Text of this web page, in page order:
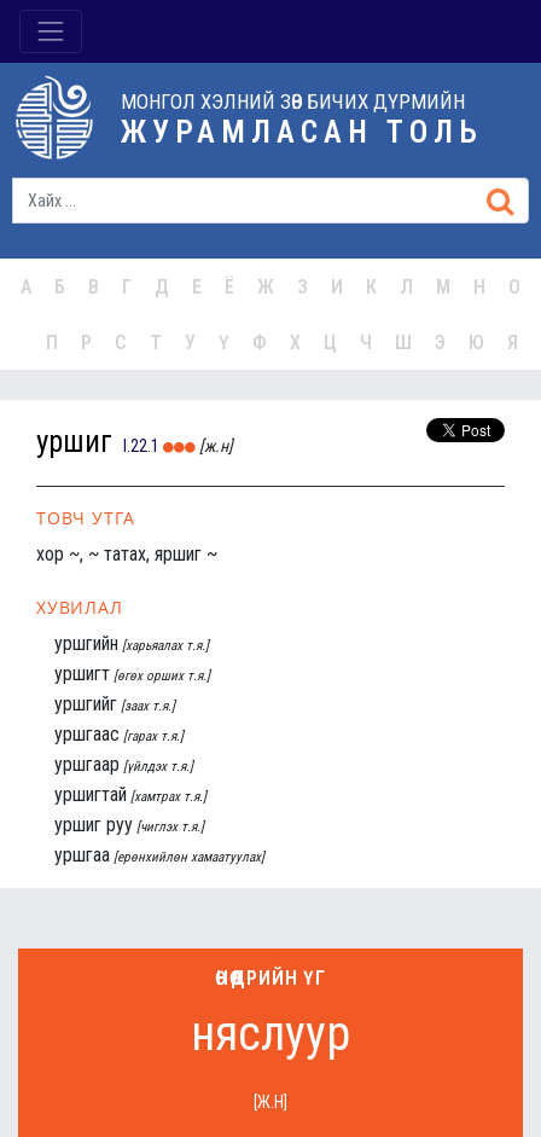
МОНГОЛ ХЭЛНИЙ ЗӨВ БИЧИХ ДҮРМИЙН
ЖУРАМЛАСАН ТОЛЬ
А Б В Г Д Е Ё Ж З И К Л М Н О
П Р С Т У Ү Ф Х Ц Ч Ш Э Ю Я
уршиг I.22.1 [ж.н]
ТОВЧ УТГА
хор ~, ~ татах, яршиг ~
ХУВИЛАЛ
уршгийн [харьяалах т.я.]
уршигт [өгөх орших т.я.]
уршгийг [заах т.я.]
уршгаас [гарах т.я.]
уршгаар [үйлдэх т.я.]
уршигтай [хамтрах т.я.]
уршиг руу [чиглэх т.я.]
уршгаа [ерөнхийлөн хамаатуулах]
ӨНӨӨДРИЙН ҮГ
няслуур
[Ж.Н]